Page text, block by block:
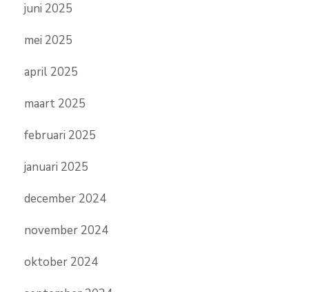
juni 2025
mei 2025
april 2025
maart 2025
februari 2025
januari 2025
december 2024
november 2024
oktober 2024